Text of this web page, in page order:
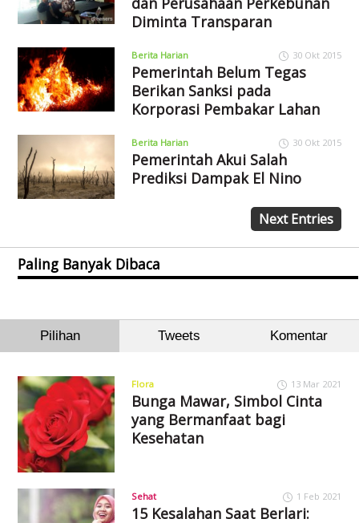
Diminta Transparan
Berita Harian 30 Okt 2015
Pemerintah Belum Tegas
Berikan Sanksi pada
Korporasi Pembakar Lahan
Berita Harian 30 Okt 2015
Pemerintah Akui Salah
Prediksi Dampak El Nino
Next Entries
Paling Banyak Dibaca
Pilihan Tweets Komentar
Flora 13 Mar 2021
Bunga Mawar, Simbol Cinta
yang Bermanfaat bagi
Kesehatan
Sehat 1 Feb 2021
15 Kesalahan Saat Berlari: